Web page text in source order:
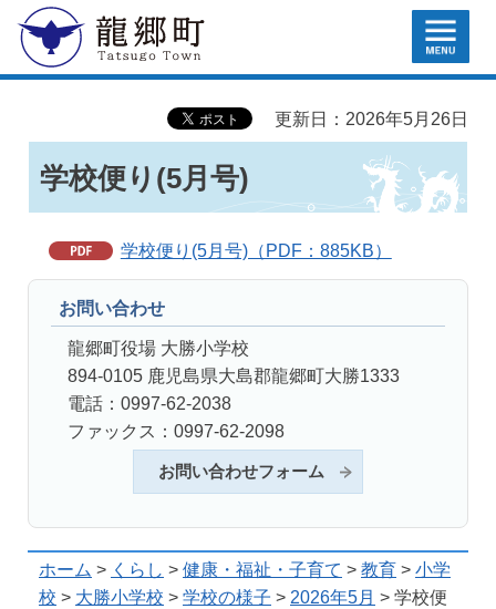
龍郷町 MENU
更新日：2026年5月26日
学校便り(5月号)
学校便り(5月号)（PDF：885KB）
お問い合わせ
龍郷町役場 大勝小学校
894-0105 鹿児島県大島郡龍郷町大勝1333
電話：0997-62-2038
ファックス：0997-62-2098
お問い合わせフォーム
ホーム > くらし > 健康・福祉・子育て > 教育 > 小学
校 > 大勝小学校 > 学校の様子 > 2026年5月 > 学校便